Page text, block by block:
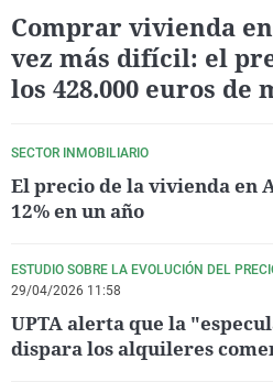
Comprar vivienda
vez más difícil: el
los 428.000 euros de
SECTOR INMOBILIARIO
El precio de la vivienda en
12% en un año
ESTUDIO SOBRE LA EVOLUCIÓN DEL
29/04/2026 11:58
UPTA alerta que la
dispara los alquileres